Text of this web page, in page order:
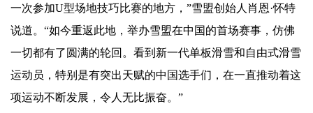
一次参加U型场地技巧比赛的地方，”雪盟创始人肖恩·怀特
说道。“如今重返此地，举办雪盟在中国的首场赛事，仿佛
一切都有了圆满的轮回。看到新一代单板滑雪和自由式滑雪
运动员，特别是有突出天赋的中国选手们，在一直推动着这
项运动不断发展，令人无比振奋。”